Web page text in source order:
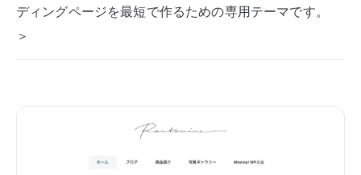
ディングページを最短で作るための専用テーマです。
＞